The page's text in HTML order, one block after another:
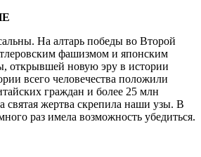
На алтарь победы во Второй
фашизмом и японским
открывшей новую эру в истории
всего человечества положили
граждан и более 25 млн
святая жертва скрепила наши узы. В
раз имела возможность убедиться.